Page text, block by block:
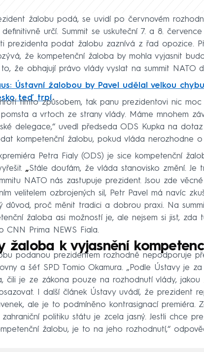
žalobu podá, se uvidí po červnovém
určí. Summit se uskuteční 7. a 8. července
prezidenta podat žalobu zaznívá z řad opozice.
že kompetenční žaloba by mohla vyjasnit
že obhajují právo vlády vyslat na summit NATO
Ústavní žalobou by Pavel udělal velkou
teď trpí
tímto způsobem, tak panu prezidentovi nic moc
a vrtoch ze strany vlády. Máme mnohem
delegace,“ uvedl předseda ODS Kupka na
kompetenční žalobu, pokud vláda nerozhodne
Petra Fialy (ODS) je sice kompetenční
„Stále doufám, že vláda stanovisko změní. Je
NATO nás zastupuje prezident. Jsou zde
velitelem ozbrojených sil, Petr Pavel má navíc
důvod, proč měnit tradici a dobrou praxi. Na
žaloba asi možností je, ale nejsem si jist, zda
CNN Prima NEWS Fiala.
žaloba k vyjasnění
podanou prezidentem rozhodně nepodporuje
a šéf SPD Tomio Okamura. „Podle Ústavy je
čili je ze zákona pouze na rozhodnutí vlády, jakou
I další článek Ústavy uvádí, že prezident
ale je to podmíněno kontrasignací premiéra.
politiku státu je zcela jasný. Jestli chce
žalobu, je to na jeho rozhodnutí,“